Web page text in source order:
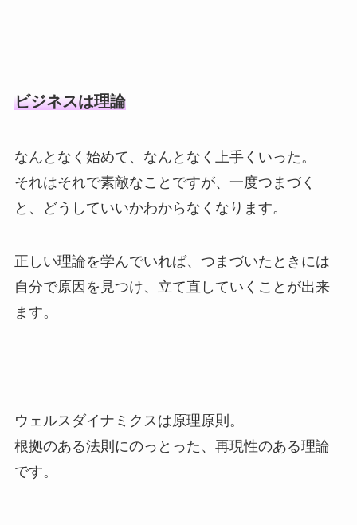
ビジネスは理論
なんとなく始めて、なんとなく上手くいった。
それはそれで素敵なことですが、一度つまづく
と、どうしていいかわからなくなります。
正しい理論を学んでいれば、つまづいたときには
自分で原因を見つけ、立て直していくことが出来
ます。
ウェルスダイナミクスは原理原則。
根拠のある法則にのっとった、再現性のある理論
です。